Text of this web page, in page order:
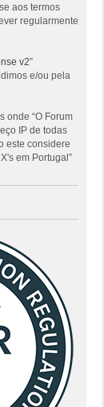
aos termos
regularmente
v2”
e/ou pela
onde “O Forum
IP de todas
este considere
em Portugal”